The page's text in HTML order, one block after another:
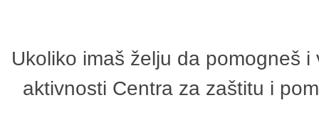
Ukoliko imaš želju da pomogneš
aktivnosti Centra za zaštitu i